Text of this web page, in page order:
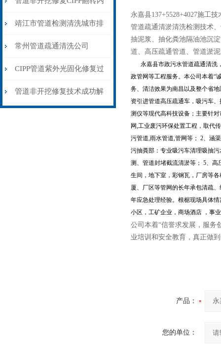
衬法
靖江市管道检测清洗城市排
水系统疏通清淤
常州管道疏通清洗公司
【【市政污水管道清淤】】
CIPP管道紫外光固化修复过
程
管道非开挖修复技术成功解
永嘉县137+5528+4027施工
管道疏通清淤清洗检测技术
抽泥浆、抽化粪池隔油池沉
道、高压疏通管道、管道淤
永嘉县市政污水管道疏通清洗
政管网等工程服务。本公司本着“
务、清洁效果为南昌以及整个省
资引进管道高压疏通车，吸污车
测仪等现代高科技设备；主要针
网,工业废污环保处置工程，取代
污管道,雨水管道,管网等； 2、涵
污抽粪部：专业吸污车清理吸抽
测、管道封堵截流清淤等； 5、
生间，地下室，彩钢瓦，厂房等
厦、厂区等管网的长年承包清疏
年应急处理经验。根椐现场具体
小区，工矿企业，商场酒店 ，事
公司本着“信誉求发展，服务
业培训和安全教育，真正做
产品：
您的单位：